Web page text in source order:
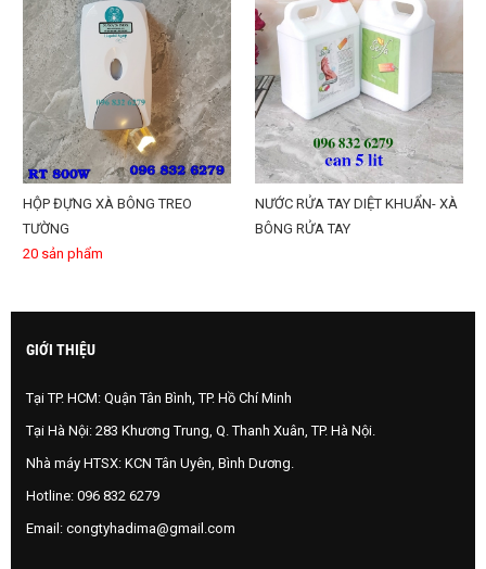
HỘP ĐỰNG XÀ BÔNG TREO
TƯỜNG
20 sản phẩm
NƯỚC RỬA TAY DIỆT KHUẨN- XÀ
BÔNG RỬA TAY
GIỚI THIỆU
Tại TP. HCM: Quận Tân Bình, TP. Hồ Chí Minh
Tại Hà Nội: 283 Khương Trung, Q. Thanh Xuân, TP. Hà Nội.
Nhà máy HTSX: KCN Tân Uyên, Bình Dương.
Hotline: 096 832 6279
Email:congtyhadima@gmail.com